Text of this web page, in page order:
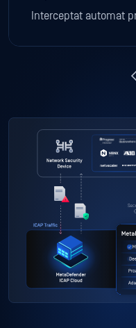
Interceptat automat